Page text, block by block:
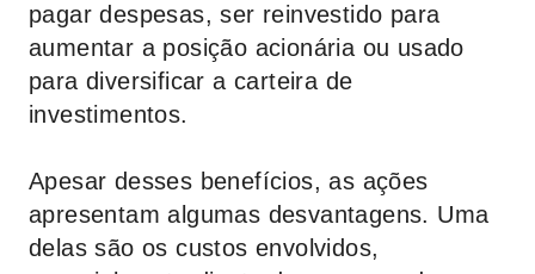
pagar despesas, ser reinvestido para
aumentar a posição acionária ou usado
para diversificar a carteira de
investimentos.
Apesar desses benefícios, as ações
apresentam algumas desvantagens. Uma
delas são os custos envolvidos,